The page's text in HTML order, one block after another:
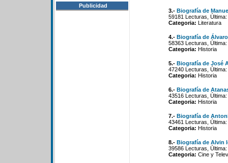
Publicidad
3.- Biografía de
59181 Lecturas,
Categoria: Literatura
4.- Biografía de
58363 Lecturas,
Categoria: Historia
5.- Biografía de José
47240 Lecturas,
Categoria: Historia
6.- Biografía de
43516 Lecturas,
Categoria: Historia
7.- Biografía de
43461 Lecturas,
Categoria: Historia
8.- Biografía de Alvin
39586 Lecturas,
Categoria: Cine y